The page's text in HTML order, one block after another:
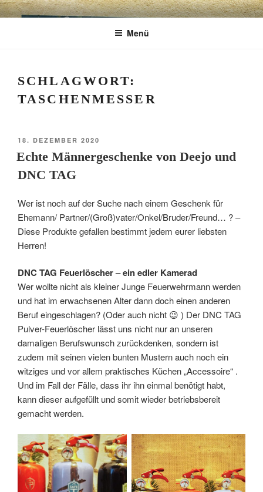
Zum
InhaltCHARME
Geschenkartikel & Kunstobjekte in Bad
Menü
SCHLAGWORT:
TASCHENMESSER
VERÖFFENTLICHT
18. DEZEMBER 2020
Echte Männergeschenke von Deejo und
DNC TAG
Wer ist noch auf der Suche nach einem Geschenk für
Ehemann/ Partner/(Groß)vater/Onkel/Bruder/Freund… ? –
Diese Produkte gefallen bestimmt jedem eurer liebsten
Herren!
DNC TAG Feuerlöscher – ein edler Kamerad
Wer wollte nicht als kleiner Junge Feuerwehrmann werden
und hat im erwachsenen Alter dann doch einen anderen
Beruf eingeschlagen? (Oder auch nicht 😉 ) Der DNC TAG
Pulver-Feuerlöscher lässt uns nicht nur an unseren
damaligen Berufswunsch zurückdenken, sondern ist
zudem mit seinen vielen bunten Mustern auch noch ein
witziges und vor allem praktisches Küchen „Accessoire“ .
Und im Fall der Fälle, dass ihr ihn einmal benötigt habt,
kann dieser aufgefüllt und somit wieder betriebsbereit
gemacht werden.